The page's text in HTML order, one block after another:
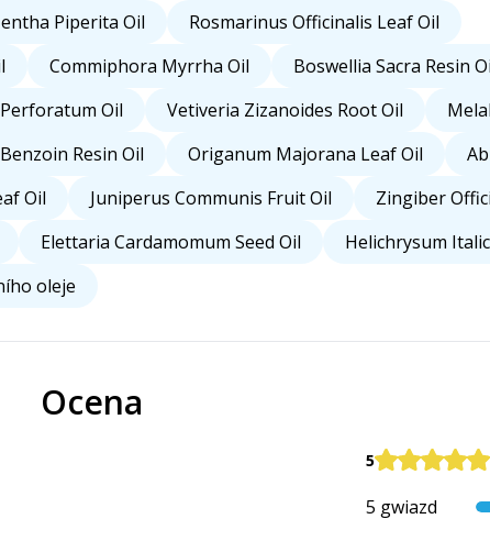
Piperita Oil
Rosmarinus Officinalis Leaf Oil
Commiphora Myrrha Oil
Boswellia Sacra Resin
Oil Vetiveria Zizanoides Root Oil
Resin Oil Origanum Majorana Leaf Oil
Oil Juniperus Communis Fruit Oil
Zingiber
Elettaria Cardamomum Seed Oil
Helichrysum
oleje
Ocena
5
5 gwiazd